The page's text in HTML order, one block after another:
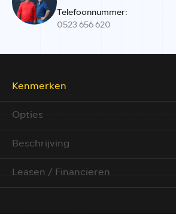
Telefoonnummer:
0523 656 620
Kenmerken
Opties
Beschrijving
Leasen / Financieren